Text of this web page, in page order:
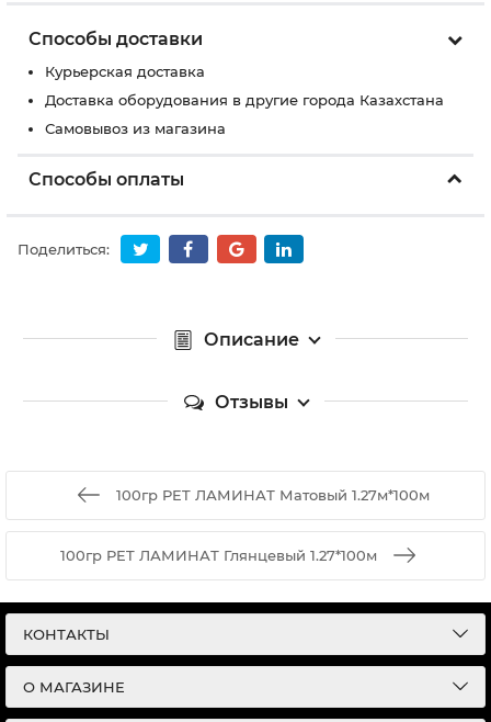
Способы доставки
Курьерская доставка
Доставка оборудования в другие города Казахстана
Самовывоз из магазина
Способы оплаты
Поделиться:
Описание
Отзывы
100гр PET ЛАМИНАТ Матовый 1.27м*100м
100гр PET ЛАМИНАТ Глянцевый 1.27*100м
КОНТАКТЫ
О МАГАЗИНЕ